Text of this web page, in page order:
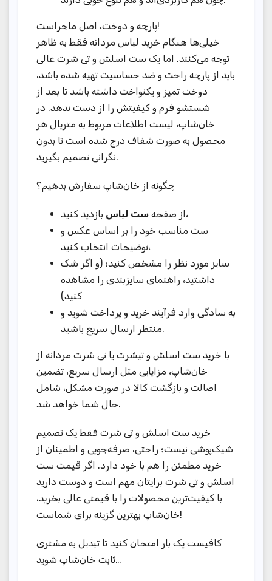
پارچه و دوخت، اصل ماجراست!
خیلی‌ها هنگام خرید لباس مردانه فقط به ظاهر
توجه می‌کنند. اما یک ست اسلش و تی شرت عالی
باید از پارچه راحت و ضد حساسیت تهیه شده باشد،
دوخت تمیز و یکنواخت داشته باشد تا بعد از
شستشو فرم و کیفیتش را از دست ندهد. در
خان‌شاپ، لیست اطلاعات مربوط به متریال هر
محصول به ‌صورت شفاف درج شده است تا بدون
نگرانی تصمیم بگیرید.
چگونه از خان‌شاپ سفارش بدهیم؟
از صفحه ست لباس
بازدید کنید،
ست مناسب خود را بر اساس عکس و
توضیحات انتخاب کنید،
سایز مورد نظر را مشخص کنید؛ (و اگر شک
داشتید، راهنمای سایزبندی را مشاهده
کنید)
به سادگی وارد فرآیند خرید و پرداخت شوید و
منتظر ارسال سریع باشید.
با خرید ست اسلش و تیشرت یا تی شرت مردانه از
خان‌شاپ، مزایایی مثل ارسال سریع، تضمین
اصالت و بازگشت کالا در صورت مشکل، شامل
حال شما خواهد شد.
خرید ست اسلش و تی شرت فقط یک تصمیم
شیک‌پوشی نیست؛ راحتی، صرفه‌جویی و اطمینان از
خرید مطمئن را هم با خود دارد. اگر قیمت ست
اسلش و تی شرت برایتان مهم است و دوست دارید
با کیفیت‌ترین محصولات را با قیمتی عالی بخرید،
خان‌شاپ بهترین گزینه برای شماست!
کافیست یک بار امتحان کنید تا تبدیل به مشتری
ثابت خان‌شاپ شوید…